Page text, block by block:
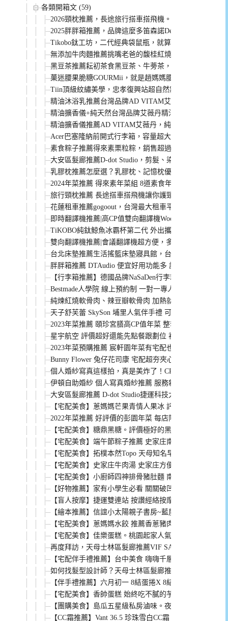
各類開箱文 (59)
2026頸枕推薦，長途旅行搭車搭飛機。各家頸枕優缺點
2025胖胖箱推薦，品牌這麼多笛森諾Deseno、奧莉薇閣
Tikobo鈦工坊，二代經典袋鼠瓶，就算在沙漠炎熱天氣
無添加牛肉麵推薦挑嘴老爸的馥桂紅燒牛肉麵，吃了會
黑豆茶推薦耘初茶食黑豆茶、牛蒡茶，無咖啡因低熱量
菓迷腰果脆糖GOURMii，就是趙媽媽腰果脆糖，全球唯
Tiin頂級紋繡美學，忠孝復興站超自然霧眉，超後悔沒
精油沐浴乳推薦台灣品牌AD VITAM艾薇丹，純天然精
精油擴香儀+純天然台灣品牌艾薇丹精油，完美生活的催
精油擴香儀推薦AD VITAM艾薇丹，純天然精油香氛，
Acer巴塞隆納前開式行李箱，容量超大使用方便，評價
素食粽子推薦得來素栗粒粽，銷售超過30座101高度的好
大安區髮廊推薦D-dot Studio，剪髮、染髮、燙髮都很專
乳膠枕推薦怎麼選？乳膠枕、記憶枕優缺點比較給你。
2024年菜推薦 得來素年菜組 8道素食年菜免3000元 加熱
旅行頸枕推薦 長途搭車搭飛機讓你護頸很好睡！
花蓮租車推薦gogoout，台灣最大租車平台評價好還有註
即時翻譯機推薦|高CP值雙向翻譯機Wooask，可支援100
TiKOBO純鈦鯨魚冰霸杯第二代 外出攜帶超方便 抗菌好
雙向翻譯機推薦|會議翻譯機超方便，多達100多種語言的
台北床墊推薦生活搖籃床墊寢具館，台灣製造安心試躺
胖胖箱推薦 DTAudio 便宜好用功能多 評價好
【行李箱推薦】德國品牌NaSaDen行李箱 密碼設定簡單
Bestmade人學院 線上預約制 一對一專人解說選擇最適合
純煉紅燒軟骨肉、辣豆瓣軟骨肉 加熱就能吃方便又美味
天子舒芙蕾 SkySon 埔里人氣伴手禮 可外帶的雲朵法式
2023年菜推薦 頤珍宮膳高CP值年菜 整套只要3999
星宇航空 評價超好還能先點餐跟劃位 初體驗真實感受
2023年菜預購推薦 宸軒園年菜有宅配也可外帶 高CP值
Bunny Flower 兔仔花司康 宅配超夯夾心司康 一次就愛上
個人婚紗寫真這樣拍，真是美炸了！CP值高價格親民的
伊頓自助婚紗 個人寫真婚紗推薦 服務親切又專業 挑禮
大安區髮廊推薦 D-dot Studio捷運科技大樓站旁評價好服
【宅配美食】蔥媽媽芒果青情人果冰 評價超優 酸甜古
2022年菜推薦 好評價的彭園年菜 每店限量100份預購外
【宅配美食】糖鼎黑糖。評價極好的黑糖磚 熱量低又好
【宅配美食】端午節粽子推薦 史家庄南部粽 團購熱銷好
【宅配美食】拓樸本然Topo 天母知名早午餐店 檸檬柳
【宅配美食】史家庄牛肉湯 史家庄方便廚房 團購界評
【宅配美食】小廚師四神排骨豬肚麵 南僑陳飛龍的私房
【好物推薦】家有小學生必看 關關破凹槽練習簿 讓小
【盲人按摩】捷運雙連站 按讚經絡按摩 專業好手感 高
【繪本推薦】信誼小太陽親子書房~藍屋的神秘禮物
【宅配美食】蔥媽媽水餃 推薦香蔥豬肉水餃爆汁美味
【宅配美食】佳樂蛋糕。桃園起家人氣蛋糕店 波士頓
再度拜訪，天母士林區髮廊推薦VIF SALON，指名網紅
【宅配伴手禮推薦】台中美食 嗨嗨千層蛋捲 接單後手
如何找髮型設計師？天母士林區髮廊推薦VIF salon，指
【伴手禮推薦】六月初一 8結蛋捲X 8結老梅禮盒 年節
【宅配美食】香帥蛋糕 始終吃不膩的芋泥甜點 芋頭控的
【團購美食】島瓜五星級私房滷味。夜市起家 團購爆紅
【CC霜推薦】Vant 36.5 珍珠雪白CC霜 忙碌媽咪的完美